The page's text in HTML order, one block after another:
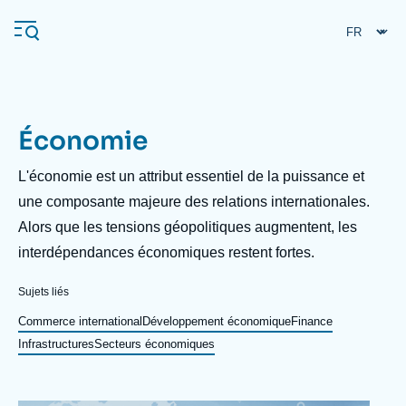
au
contenu
Navigation
principale
Analyses
Événements
À propos de l'Ifri
L'Ifri en bref Proche-Orient
Économie
Description
L'économie est un attribut essentiel de la puissance et
une composante majeure des relations internationales.
Alors que les tensions géopolitiques augmentent, les
interdépendances économiques restent fortes.
Sujets liés
Commerce international Développement économiqueFinance
InfrastructuresSecteurs économiques